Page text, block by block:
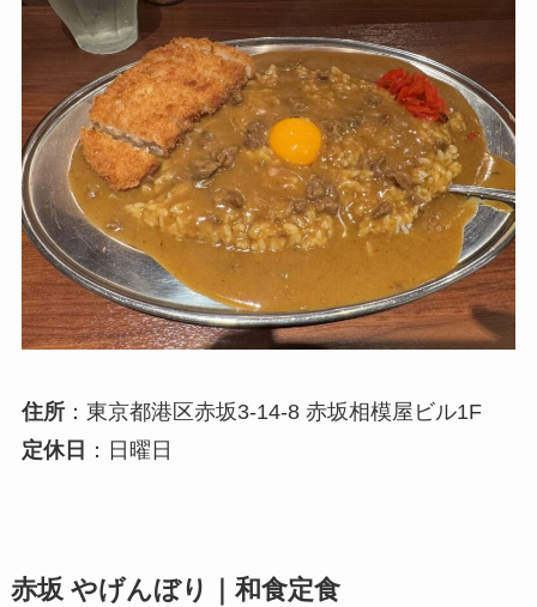
住所：東京都港区赤坂3-14-8 赤坂相模屋ビル1F
定休日 ：日曜日
赤坂 やげんぼり｜和食定食